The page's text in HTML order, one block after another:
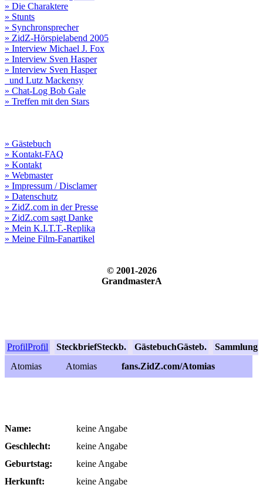
» Die Charaktere
» Stunts
» Synchronsprecher
» ZidZ-Hörspielabend 2005
» Interview Michael J. Fox
» Interview Sven Hasper
» Interview Sven Hasper
und Lutz Mackensy
» Chat-Log Bob Gale
» Treffen mit den Stars
» Gästebuch
» Kontakt-FAQ
» Kontakt
» Webmaster
» Impressum / Disclamer
» Datenschutz
» ZidZ.com in der Presse
» ZidZ.com sagt Danke
» Mein K.I.T.T.-Replika
» Meine Film-Fanartikel
© 2001-2026
GrandmasterA
ProfilProfil SteckbriefSteckb. GästebuchGästeb. Sammlung
Atomias
Atomias fans.ZidZ.com/Atomias
Name:
keine Angabe
Geschlecht:
keine Angabe
Geburtstag:
keine Angabe
Herkunft:
keine Angabe